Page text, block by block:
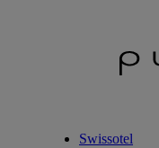
Swissotel